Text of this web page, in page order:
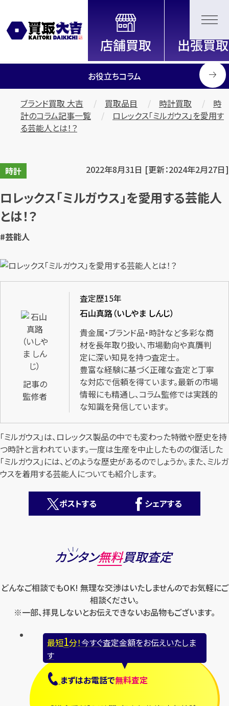
全国2200店舗以上展開中！
信頼と実績の買取専門店「買取大
吉」
カンタン無料
最短1分！今すぐ査定金額をお伝えいたします
【総合受付】24時間・年中無休(年末年始除く)
お役立ちコラム
ブランド買取 大吉 買取品目 時計買取
時
計のコラム記事一覧
ロレックス「ミルガウス」を愛用す
る芸能人とは！？
時計 2022年8月31日 [更新：2024年2月27日]
ロレックス「ミルガウス」を愛用する芸能人
とは！？
#芸能人
記事の
監修者
査定歴15年
石山真路（いしやま しんじ）
貴金属・ブランド品・時計など多彩な商
材を長年取り扱い、市場動向や真贋判
定に深い知見を持つ査定士。
豊富な経験に基づく正確な査定と丁寧
な対応で信頼を得ています。最新の市場
情報にも精通し、コラム監修では実践的
な知識を発信しています。
「ミルガウス」は、ロレックス製品の中でも変わった特徴や歴史を持
つ時計と言われています。一度は生産を中止したものの復活した
「ミルガウス」には、どのような歴史があるのでしょうか。また、ミルガ
ウスを着用する芸能人についても紹介します。
ポストする シェアする
カンタン無料買取査定
どんなご相談でもOK! 無理な交渉はいたしませんのでお気軽にご
相談ください。
※一部、拝見しないとお伝えできないお品物もございます。
最短1分！今すぐ査定金額をお伝えいたしま
す
まずはお電話で無料査定